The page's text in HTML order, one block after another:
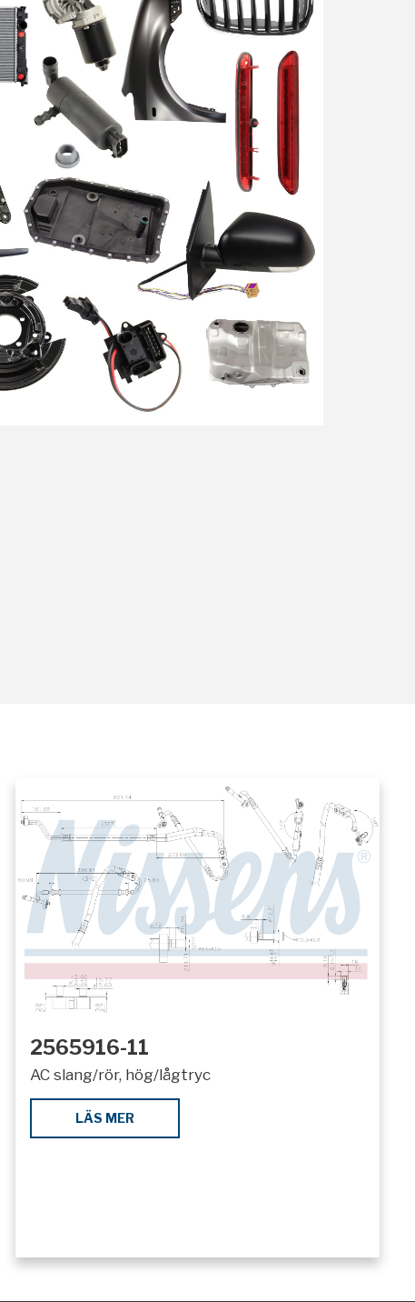
2565916-11
AC slang/rör, hög/lågtryc
LÄS MER